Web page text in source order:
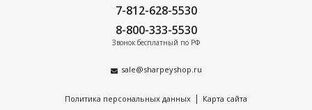
7-812-628-5530
8-800-333-5530
Звонок бесплатный по РФ
sale@sharpeyshop.ru
Политика персональных данных | Карта сайта